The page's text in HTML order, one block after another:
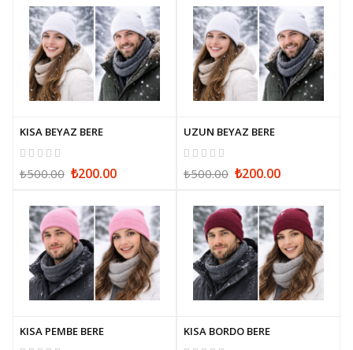
KISA BEYAZ BERE
₺500.00 ₺200.00
UZUN BEYAZ BERE
₺500.00 ₺200.00
KISA PEMBE BERE KISA BORDO BERE